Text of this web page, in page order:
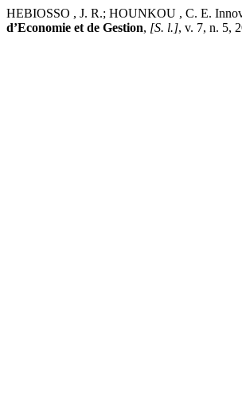
HEBIOSSO , J. R.; HOUNKOU , C. E.
d’Economie et de Gestion, [S. l.], v. 7, n. 5,